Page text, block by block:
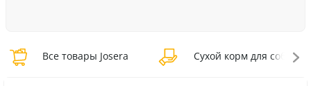
Все товары Josera Сухой корм для собак